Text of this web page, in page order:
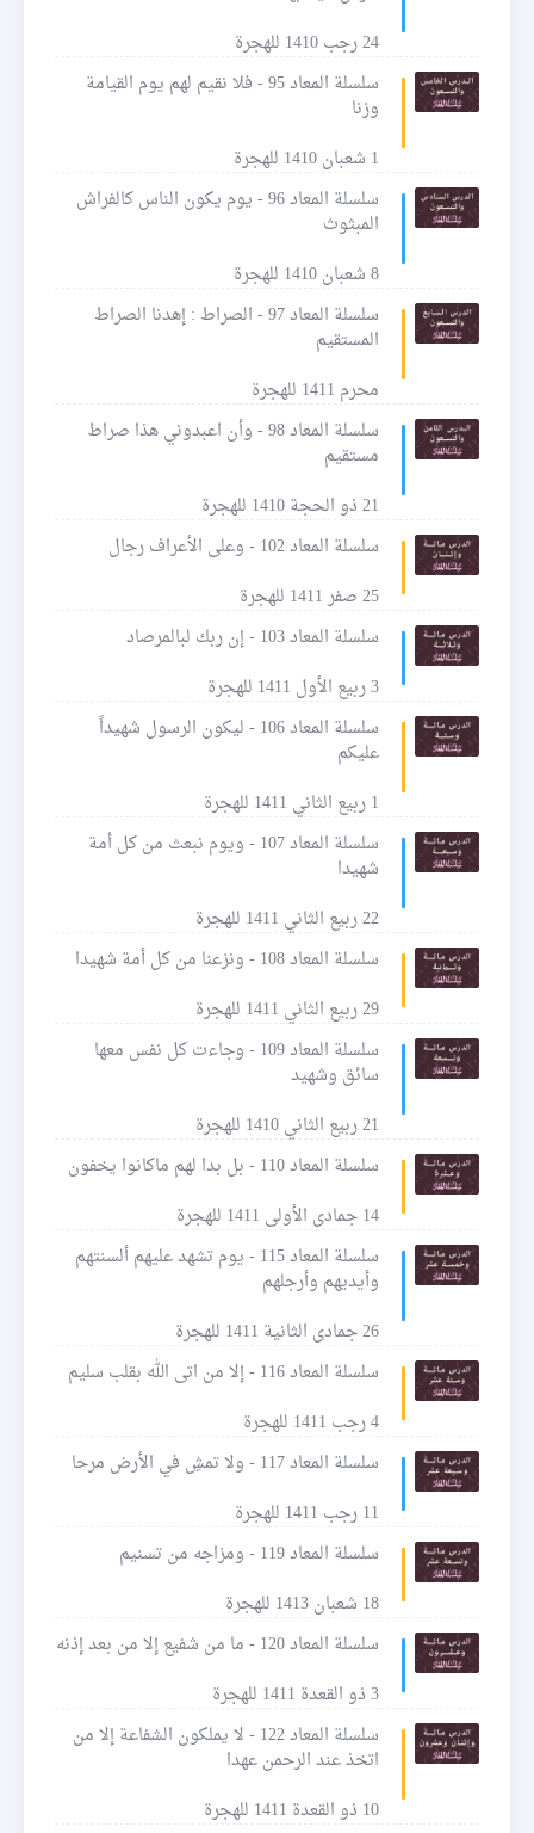
24 رجب 1410 للهجرة
سلسلة المعاد 95 - فلا نقيم لهم يوم القيامة
وزنا
1 شعبان 1410 للهجرة
سلسلة المعاد 96 - يوم يكون الناس كالفراش
المبثوث
8 شعبان 1410 للهجرة
سلسلة المعاد 97 - الصراط : إهدنا الصراط
المستقيم
محرم 1411 للهجرة
سلسلة المعاد 98 - وأن اعبدوني هذا صراط
مستقيم
21 ذو الحجة 1410 للهجرة
سلسلة المعاد 102 - وعلى الأعراف رجال
25 صفر 1411 للهجرة
سلسلة المعاد 103 - إن ربك لبالمرصاد
3 ربيع الأول 1411 للهجرة
سلسلة المعاد 106 - ليكون الرسول شهيداً
عليكم
1 ربيع الثاني 1411 للهجرة
سلسلة المعاد 107 - ويوم نبعث من كل أمة
شهيدا
22 ربيع الثاني 1411 للهجرة
سلسلة المعاد 108 - ونزعنا من كل أمة شهيدا
29 ربيع الثاني 1411 للهجرة
سلسلة المعاد 109 - وجاءت كل نفس معها
سائق وشهيد
21 ربيع الثاني 1410 للهجرة
سلسلة المعاد 110 - بل بدا لهم ماكانوا يخفون
14 جمادى الأولى 1411 للهجرة
سلسلة المعاد 115 - يوم تشهد عليهم ألسنتهم
وأيديهم وأرجلهم
26 جمادى الثانية 1411 للهجرة
سلسلة المعاد 116 - إلا من اتى الله بقلب سليم
4 رجب 1411 للهجرة
سلسلة المعاد 117 - ولا تمشِ في الأرض مرحا
11 رجب 1411 للهجرة
سلسلة المعاد 119 - ومزاجه من تسنيم
18 شعبان 1413 للهجرة
سلسلة المعاد 120 - ما من شفيع إلا من بعد إذنه
3 ذو القعدة 1411 للهجرة
سلسلة المعاد 122 - لا يملكون الشفاعة إلا من
اتخذ عند الرحمن عهدا
10 ذو القعدة 1411 للهجرة